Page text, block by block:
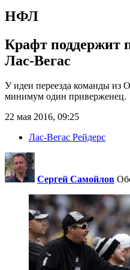
НФЛ
Крафт поддержит
Лас-Вегас
У идеи переезда команды из
минимум один приверженец.
22 мая 2016, 09:25
Лас-Вегас Рейдерс
Сергей Самойлов